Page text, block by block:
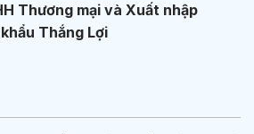
Thương mại và Xuất nhập
khẩu Thắng Lợi